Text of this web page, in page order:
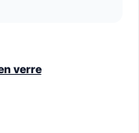
verre